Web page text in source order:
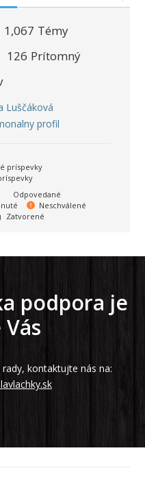
1,067 Témy
126 Prítomný
Luščáková
profil
príspevky
Odpovedané
Neschválené
Zatvorené
podpora je
kontaktujte nás na: